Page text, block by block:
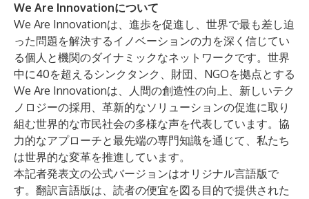
We Are Innovationについて
We Are Innovationは、進歩を促進し、世界で最も差し迫
った問題を解決するイノベーションの力を深く信じてい
る個人と機関のダイナミックなネットワークです。世界
中に40を超えるシンクタンク、財団、NGOを拠点とする
We Are Innovationは、人間の創造性の向上、新しいテク
ノロジーの採用、革新的なソリューションの促進に取り
組む世界的な市民社会の多様な声を代表しています。協
力的なアプローチと最先端の専門知識を通じて、私たち
は世界的な変革を推進しています。
本記者発表文の公式バージョンはオリジナル言語版で
す。翻訳言語版は、読者の便宜を図る目的で提供された